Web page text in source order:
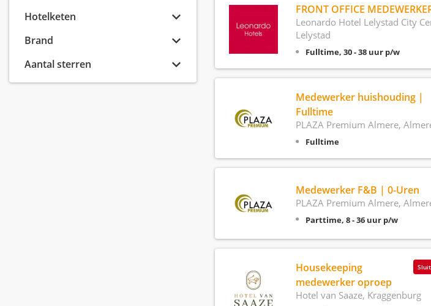
Hotelketen
Brand
Aantal sterren
FRONT OFFICE
Leonardo Hotel Lelystad City
Lelystad
Fulltime, 30 - 38 uur p/w
Medewerker huishouding |
Fulltime
PLAZA Premium Almere,
Fulltime
Medewerker F&B | 0-Uren
PLAZA Premium Almere,
Parttime, 8 - 36 uur p/w
Housekeeping
medewerker oproep
Hotel van Saaze, Kraggenburg